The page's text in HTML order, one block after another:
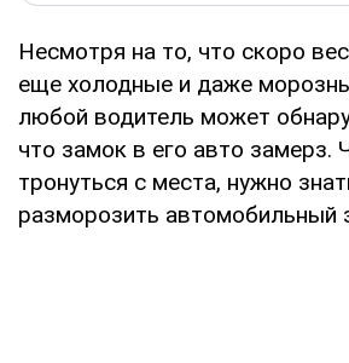
Несмотря на то, что скоро
еще холодные и даже
любой водитель может
что замок в его авто замерз.
тронуться с места, нужно
разморозить автомобильный